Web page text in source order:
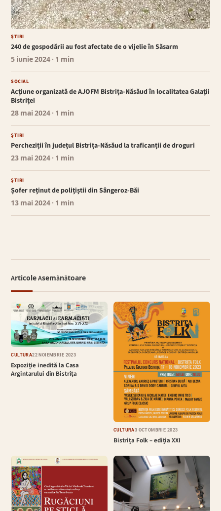
ȘTIRI
240 de gospodării au fost afectate de o vijelie în Săsarm
5 iunie 2024 · 1 min
SOCIAL
Acțiune organizată de AJOFM Bistriţa-Năsăud în localitatea Galaţii
Bistriţei
28 mai 2024 · 1 min
ȘTIRI
Percheziții în județul Bistrița-Năsăud la traficanții de droguri
23 mai 2024 · 1 min
ȘTIRI
Șofer reținut de polițiștii din Sângeroz-Băi
13 mai 2024 · 1 min
Articole Asemănătoare
CULTURĂ22 NOIEMBRIE 2023
Expoziție inedită la Casa
Argintarului din Bistrița
CULTURĂ3 OCTOMBRIE 2023
Bistrița Folk – ediția XXI